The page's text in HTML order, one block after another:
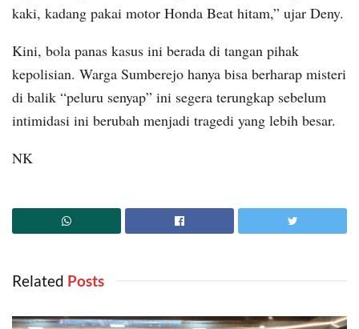
kaki, kadang pakai motor Honda Beat hitam,” ujar Deny.
Kini, bola panas kasus ini berada di tangan pihak
kepolisian. Warga Sumberejo hanya bisa berharap misteri
di balik “peluru senyap” ini segera terungkap sebelum
intimidasi ini berubah menjadi tragedi yang lebih besar.
NK
Related ‎ Posts